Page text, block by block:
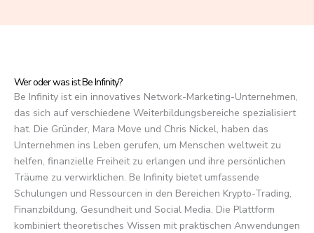
5
Wer oder was ist Be Infinity?
Be Infinity ist ein innovatives Network-Marketing-Unternehmen,
das sich auf verschiedene Weiterbildungsbereiche spezialisiert
hat. Die Gründer, Mara Move und Chris Nickel, haben das
Unternehmen ins Leben gerufen, um Menschen weltweit zu
helfen, finanzielle Freiheit zu erlangen und ihre persönlichen
Träume zu verwirklichen. Be Infinity bietet umfassende
Schulungen und Ressourcen in den Bereichen Krypto-Trading,
Finanzbildung, Gesundheit und Social Media. Die Plattform
kombiniert theoretisches Wissen mit praktischen Anwendungen